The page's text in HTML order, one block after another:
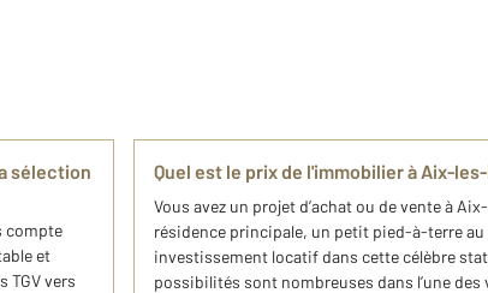
sélection
compte
et
TGV vers
Quel est le prix de l'immobilier à Aix-
Vous avez un projet d’achat ou de vente à
résidence principale, un petit pied-à-terre
investissement locatif dans cette célèbre
possibilités sont nombreuses dans l’une des